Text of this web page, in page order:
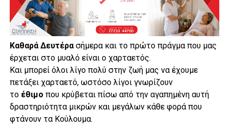
Καθαρά Δευτέρασήμερα και το πρώτο πράγμα που μας
έρχεται στο μυαλό είναι ο χαρταετός.
Και μπορεί όλοι λίγο πολύ στην ζωή μας να έχουμε
πετάξει χαρταετό, ωστόσο λίγοι γνωρίζουν
το έθιμο που κρύβεται πίσω από την αγαπημένη αυτή
δραστηριότητα μικρών και μεγάλων κάθε φορά που
φτάνουν τα Κούλουμα.